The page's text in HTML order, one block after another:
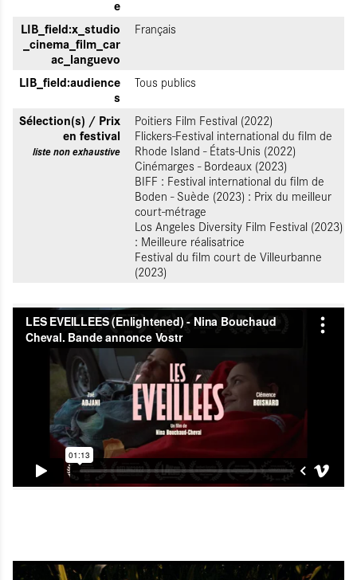
e
LIB_field:x_studio
_cinema_film_car
ac_languevo
Français
LIB_field:audience
s
Tous publics
Sélection(s) / Prix
en festival
liste non exhaustive
Poitiers Film Festival (2022)
Flickers-Festival international du film de
Rhode Island - États-Unis (2022)
Cinémarges - Bordeaux (2023)
BIFF : Festival international du film de
Boden - Suède (2023) : Prix du meilleur
court-métrage
Los Angeles Diversity Film Festival (2023)
: Meilleure réalisatrice
Festival du film court de Villeurbanne
(2023)